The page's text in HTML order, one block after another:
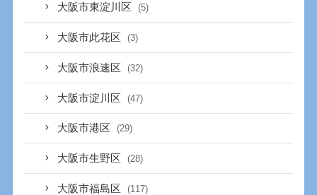
大阪市東淀川区 (5)
大阪市此花区 (3)
大阪市浪速区 (32)
大阪市淀川区 (47)
大阪市港区 (29)
大阪市生野区 (28)
大阪市福島区 (117)